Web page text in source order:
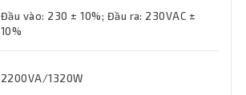
Đầu vào: 230 ± 10%; Đầu ra: 230VAC ±
10%
2200VA/1320W